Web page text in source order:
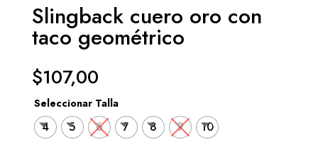
Slingback cuero oro con
taco geométrico
$107,00
Seleccionar Talla
4 5 6 7 8 9 10